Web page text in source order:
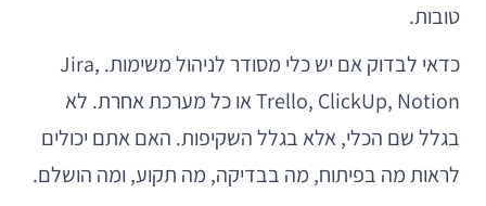
טובות.
כדאי לבדוק אם יש כלי מסודר לניהול משימות. Jira,
Trello, ClickUp, Notion או כל מערכת אחרת. לא
בגלל שם הכלי, אלא בגלל השקיפות. האם אתם יכולים
לראות מה בפיתוח, מה בבדיקה, מה תקוע, ומה הושלם.